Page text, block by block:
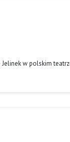
Jelinek w polskim